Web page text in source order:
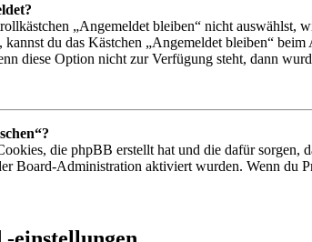
„Angemeldet bleiben“ nicht auswählst,
du das Kästchen „Angemeldet bleiben“
diese Option nicht zur Verfügung steht, dann
die phpBB erstellt hat und die dafür
Board-Administration aktiviert wurden. Wenn